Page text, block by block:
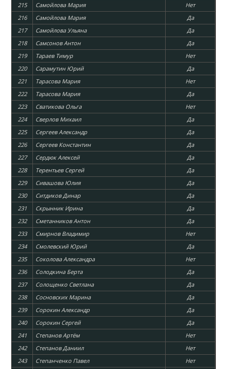
215
Самойлова Мария
Нет
216
Самойлова Мария
Да
217
Самойлова Ульяна
Да
218
Самсонов Антон
Да
219
Тараев Тимур
Нет
220
Сарамутин Юрий
Да
221
Тарасова Мария
Нет
222
Тарасова Мария
Да
223
Сватикова Ольга
Нет
224
Сверлов Михаил
Да
225
Сергеев Александр
Да
226
Сергеев Константин
Да
227
Сердюк Алексей
Да
228
Терентьев Сергей
Да
229
Сивашова Юлия
Да
230
Ситдиков Динар
Да
231
Скрынник Ирина
Да
232
Сметанников Антон
Да
233
Смирнов Владимир
Нет
234
Смолевский Юрий
Да
235
Соколова Александра
Нет
236
Солодкина Берта
Да
237
Солощенко Светлана
Да
238
Сосновских Марина
Да
239
Сорокин Александр
Да
240
Сорокин Сергей
Да
241
Степанов Артём
Нет
242
Степанов Даниил
Нет
243
Степанченко Павел
Нет